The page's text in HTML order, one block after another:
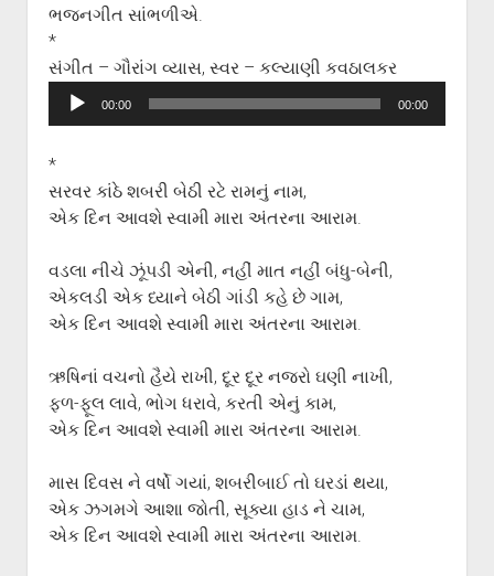
ભજનગીત સાંભળીએ.
*
સંગીત – ગૌરાંગ વ્યાસ, સ્વર – કલ્યાણી કવઠાલકર
Audio
00:00 00:00
*
સરવર કાંઠે શબરી બેઠી રટે રામનું નામ,
એક દિન આવશે સ્વામી મારા અંતરના આરામ.
વડલા નીચે ઝૂંપડી એની, નહીં માત નહીં બંધુ-બેની,
એકલડી એક ધ્યાને બેઠી ગાંડી કહે છે ગામ,
એક દિન આવશે સ્વામી મારા અંતરના આરામ.
ઋષિનાં વચનો હૈયે રાખી, દૂર દૂર નજરો ઘણી નાખી,
ફળ-ફૂલ લાવે, ભોગ ધરાવે, કરતી એનું કામ,
એક દિન આવશે સ્વામી મારા અંતરના આરામ.
માસ દિવસ ને વર્ષો ગયાં, શબરીબાઈ તો ઘરડાં થયા,
એક ઝગમગે આશા જોતી, સૂક્યા હાડ ને ચામ,
એક દિન આવશે સ્વામી મારા અંતરના આરામ.